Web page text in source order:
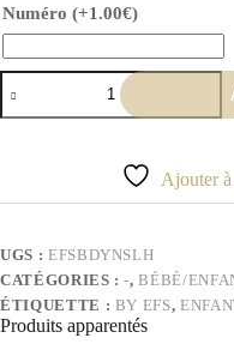
Numéro (+1.00€)
quantité
de
Body
futur
»
Ajouter à
UGS : EFSBDYNSLH
CATÉGORIES :-,BÉBÉ/
ÉTIQUETTE : BY EFS,
Produits apparentés